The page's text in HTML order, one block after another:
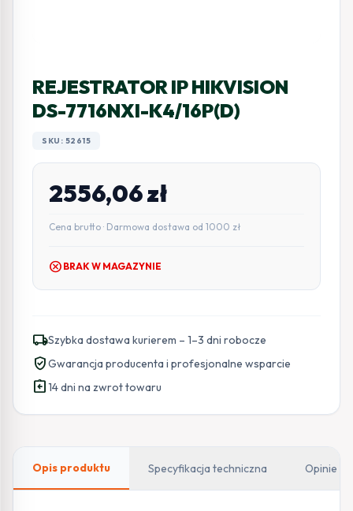
REJESTRATOR IP HIKVISION
DS-7716NXI-K4/16P(D)
SKU: 52615
2556,06zł
Cena brutto · Darmowa dostawa od 1000 zł
cancel BRAK W MAGAZYNIE
local_shippingSzybka dostawa kurierem – 1–3 dni robocze
verified_userGwarancja producenta i profesjonalne wsparcie
assignment_return14 dni na zwrot towaru
Opis produktu Specyfikacja techniczna Opinie